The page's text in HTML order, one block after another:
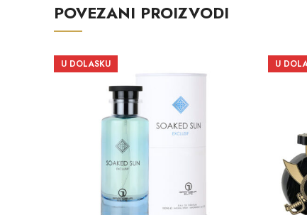
POVEZANI PROIZVODI
U DOLASKU U